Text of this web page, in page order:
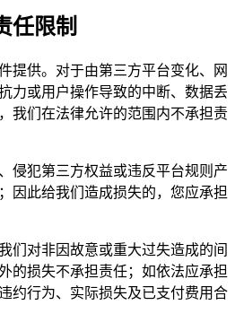
任限制
提供。对于由第三方平台变化、网
力或用户操作导致的中断、数据丢
我们在法律允许的范围内不承担责
侵犯第三方权益或违反平台规则产
因此给我们造成损失的，您应承担
们对非因故意或重大过失造成的间
的损失不承担责任；如依法应承担
约行为、实际损失及已支付费用合